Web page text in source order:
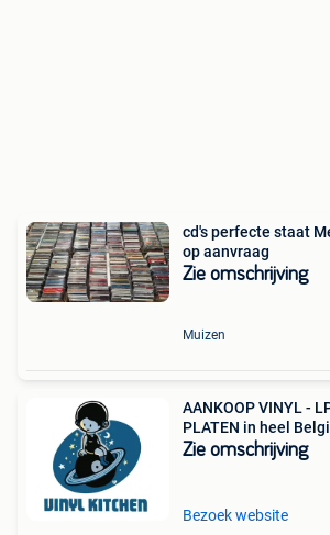
cd's perfecte staat
op aanvraag
Zie omschrijving
Muizen
AANKOOP VINYL -
PLATEN in heel
Zie omschrijving
Bezoek website